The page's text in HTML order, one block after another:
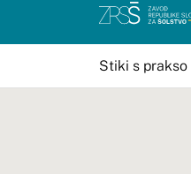
Stiki s prakso